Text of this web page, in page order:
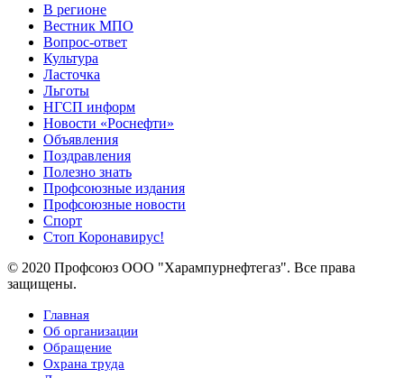
В регионе
Вестник МПО
Вопрос-ответ
Культура
Ласточка
Льготы
НГСП информ
Новости «Роснефти»
Объявления
Поздравления
Полезно знать
Профсоюзные издания
Профсоюзные новости
Спорт
Стоп Коронавирус!
© 2020 Профсоюз ООО "Харампурнефтегаз". Все права
защищены.
Главная
Об организации
Обращение
Охрана труда